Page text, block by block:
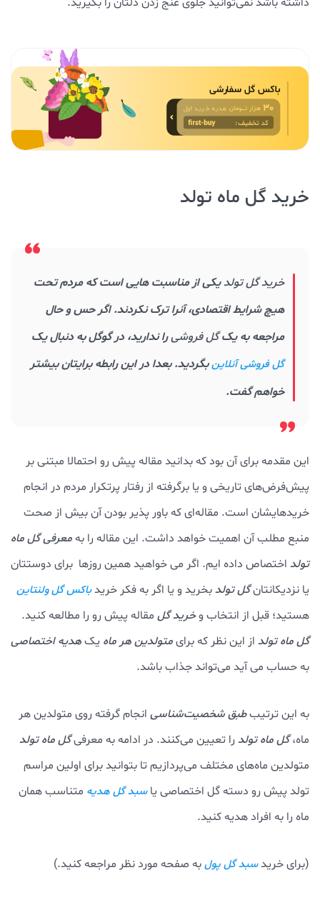
خرید گل ماه تولد
خرید گل تولدیکی از مناسبت هایی است که مردم تحت
هیچ شرایط اقتصادی، آنرا ترک نکردند. اگر حس و حال
مراجعه به یکگل فروشیرا ندارید، در گوگل به دنبال یک
گل فروشی آنلاینبگردید. بعدا در این رابطه برایتان بیشتر
خواهم گفت.
این مقدمه برای آن بود که بدانید مقاله پیش رو احتمالا مبتنی بر
پیش‌فرض‌های تاریخی و یا برگرفته از رفتار پرتکرار مردم در انجام
خریدهایشان است. مقاله‌ای که باور پذیر بودن آن بیش از صحت
منبع مطلب آن اهمیت خواهد داشت. این مقاله را بهمعرفی گل ماه
تولد اختصاص داده ایم. اگر می خواهید همین روزها برای دوستتان
یا نزدیکانتانگل تولدبخرید و یا اگر به فکر خریدباکس گل ولنتاین
هستید؛ قبل از انتخاب وخرید گل مقاله پیش رو را مطالعه کنید.
گل ماه تولد از این نظر که برایمتولدین هر ماه یکهدیه اختصاصی
به حساب می آید می‌تواند جذاب باشد.
به این ترتیبطبق شخصیت‌شناسی انجام گرفته روی متولدین هر
ماه،گل ماه تولد را تعیین می‌کنند. در ادامه به معرفیگل ماه تولد
متولدین ماه‌های مختلف می‌پردازیم تا بتوانید برای اولین مراسم
تولد پیش رو دسته گل اختصاصی یاسبد گل هدیه متناسب همان
ماه را به افراد هدیه کنید.
(برای خریدسبد گل پولبه صفحه مورد نظر مراجعه کنید.)